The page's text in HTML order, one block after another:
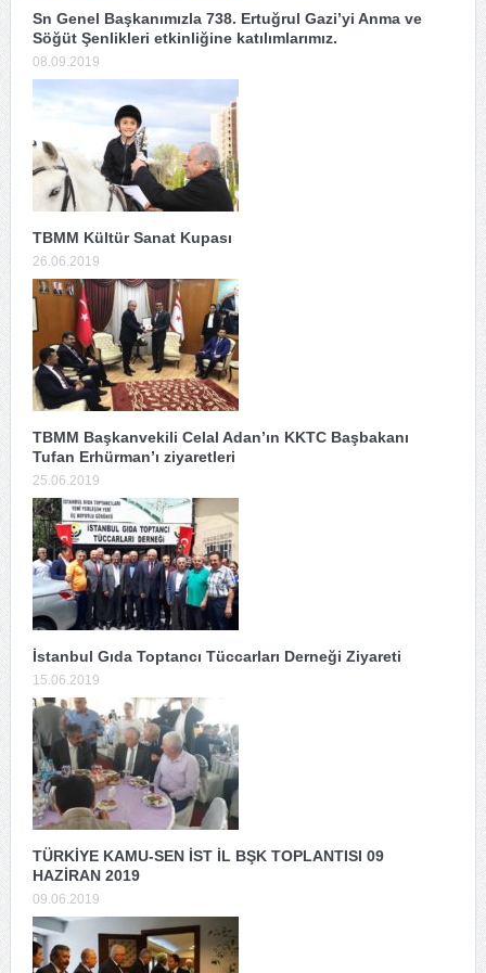
Sn Genel Başkanımızla 738. Ertuğrul Gazi’yi Anma ve
Söğüt Şenlikleri etkinliğine katılımlarımız.
08.09.2019
TBMM Kültür Sanat Kupası
26.06.2019
TBMM Başkanvekili Celal Adan’ın KKTC Başbakanı
Tufan Erhürman’ı ziyaretleri
25.06.2019
İstanbul Gıda Toptancı Tüccarları Derneği Ziyareti
15.06.2019
TÜRKİYE KAMU-SEN İST İL BŞK TOPLANTISI 09
HAZİRAN 2019
09.06.2019